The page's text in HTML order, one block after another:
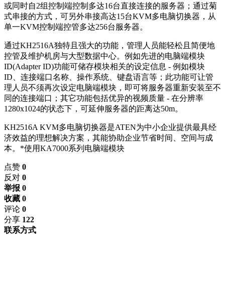
或同时自2组控制端控制多达16台直接连接的服务器；通过菊
式串接的方式，可另外串接高达15台KVM多电脑切换器，从
单一KVM控制端控管多达256台服务器。
通过KH2516A独特且强大的功能，管理人员能轻松且简便地
控管及维护机房与大型数据中心。例如先进的电脑端模块
ID(Adapter ID)功能可储存模块相关的设定信息 - 例如模块
ID、连接端口名称、操作系统、键盘语言等；此功能可让管
理人员不须再次设定电脑端模块，即可将服务器重新安装至不
同的连接端口；其它功能包括优异的视频质量 - 在分辨率
1280x1024的状态下，可延伸服务器的距离达50m。
KH2516A KVM多电脑切换器是ATEN为中小企业提供最具经
济效益的理想解决方案，其能协助企业节省时间、空间与成
本。*使用KA7000系列电脑端模块
点赞 0
反对 0
举报 0
收藏 0
评论 0
分享 122
联系方式